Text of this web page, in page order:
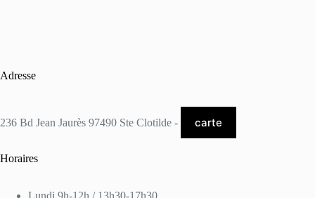
Adresse
236 Bd Jean Jaurès 97490 Ste Clotilde - carte
Horaires
Lundi 9h-12h / 13h30-17h30